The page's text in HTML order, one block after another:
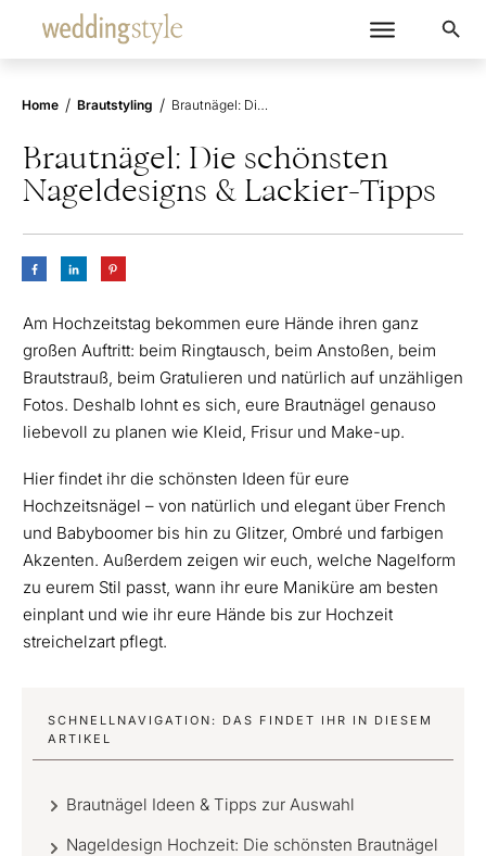
Home / Brautstyling / Brautnägel: Die schönsten Nageldesigns & Lackier-Tipps
Brautnägel: Die schönsten
Nageldesigns & Lackier-Tipps
Am Hochzeitstag bekommen eure Hände ihren ganz
großen Auftritt: beim Ringtausch, beim Anstoßen, beim
Brautstrauß, beim Gratulieren und natürlich auf unzähligen
Fotos. Deshalb lohnt es sich, eure Brautnägel genauso
liebevoll zu planen wie Kleid, Frisur und Make-up.
Hier findet ihr die schönsten Ideen für eure
Hochzeitsnägel – von natürlich und elegant über French
und Babyboomer bis hin zu Glitzer, Ombré und farbigen
Akzenten. Außerdem zeigen wir euch, welche Nagelform
zu eurem Stil passt, wann ihr eure Maniküre am besten
einplant und wie ihr eure Hände bis zur Hochzeit
streichelzart pflegt.
SCHNELLNAVIGATION: DAS FINDET IHR IN DIESEM
ARTIKEL
Brautnägel Ideen & Tipps zur Auswahl
Nageldesign Hochzeit: Die schönsten Brautnägel